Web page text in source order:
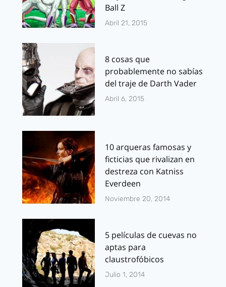
Ball Z
Abril 21, 2015
8 cosas que
probablemente no sabías
del traje de Darth Vader
Abril 6, 2015
10 arqueras famosas y
ficticias que rivalizan en
destreza con Katniss
Everdeen
Noviembre 20, 2014
5 películas de cuevas no
aptas para
claustrofóbicos
Julio 1, 2014